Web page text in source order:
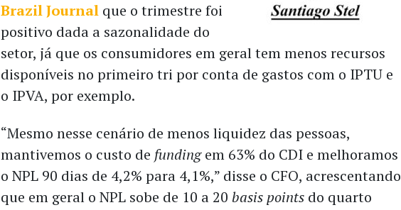
Brazil Journal que o trimestre foi
positivo dada a sazonalidade do
setor, já que os consumidores em geral tem menos recursos
disponíveis no primeiro tri por conta de gastos com o IPTU e
o IPVA, por exemplo.
“Mesmo nesse cenário de menos liquidez das pessoas,
mantivemos o custo de fundingem 63% do CDI e melhoramos
o NPL 90 dias de 4,2% para 4,1%,” disse o CFO, acrescentando
que em geral o NPL sobe de 10 a 20basis points do quarto